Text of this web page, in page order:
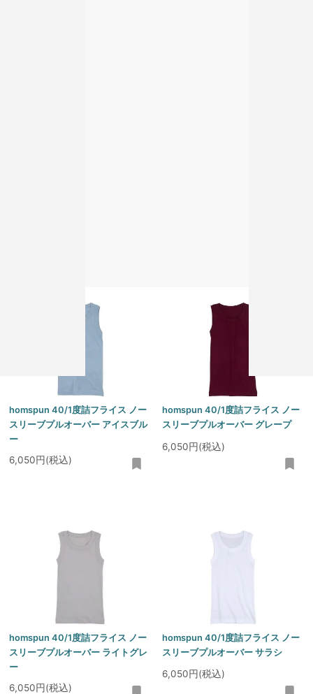
homspun 40/1度詰フライス ノー
スリーブプルオーバー アイスブル
ー
6,050円(税込)
homspun 40/1度詰フライス ノー
スリーブプルオーバー グレープ
6,050円(税込)
homspun 40/1度詰フライス ノー
スリーブプルオーバー ライトグレ
ー
6,050円(税込)
homspun 40/1度詰フライス ノー
スリーブプルオーバー サラシ
6,050円(税込)